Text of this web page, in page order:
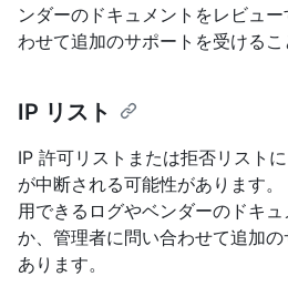
ンダーのドキュメントをレビュ
わせて追加のサポートを受けるこ
IP リスト
IP 許可リストまたは拒否リスト
が中断される可能性があります
用できるログやベンダーのドキ
か、管理者に問い合わせて追加
あります。